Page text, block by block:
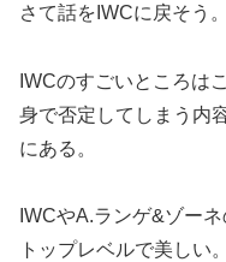
さて話をIWCに戻そう。
IWCのすごいところは
身で否定してしまう内
にある。
IWCやA.ランゲ&ゾー
トップレベルで美しい。